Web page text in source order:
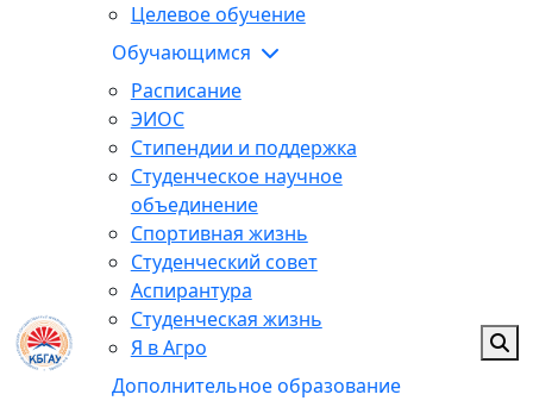
Целевое обучение
Обучающимся
Расписание
ЭИОС
Стипендии и поддержка
Студенческое научное
объединение
Спортивная жизнь
Студенческий совет
Аспирантура
Студенческая жизнь
Я в Агро
Дополнительное образование